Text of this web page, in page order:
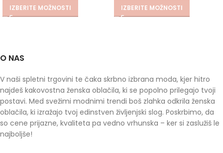
IZBERITE MOŽNOSTI IZBERITE MOŽNOSTI
O NAS
V naši spletni trgovini te čaka skrbno izbrana moda, kjer hitro
najdeš kakovostna ženska oblačila, ki se popolno prilegajo tvoji
postavi. Med svežimi modnimi trendi boš zlahka odkrila ženska
oblačila, ki izražajo tvoj edinstven življenjski slog. Poskrbimo, da
so cene prijazne, kvaliteta pa vedno vrhunska – ker si zaslužiš le
najboljše!